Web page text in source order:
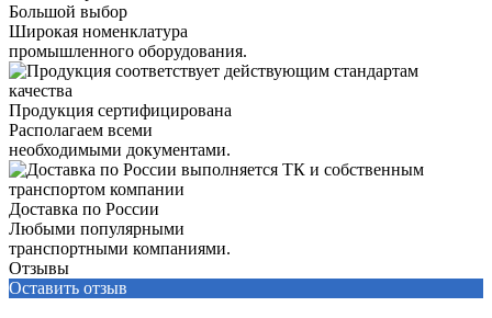
Большой выбор
Широкая номенклатура
промышленного оборудования.
Продукция сертифицирована
Располагаем всеми
необходимыми документами.
Доставка по России
Любыми популярными
транспортными компаниями.
Отзывы
Оставить отзыв